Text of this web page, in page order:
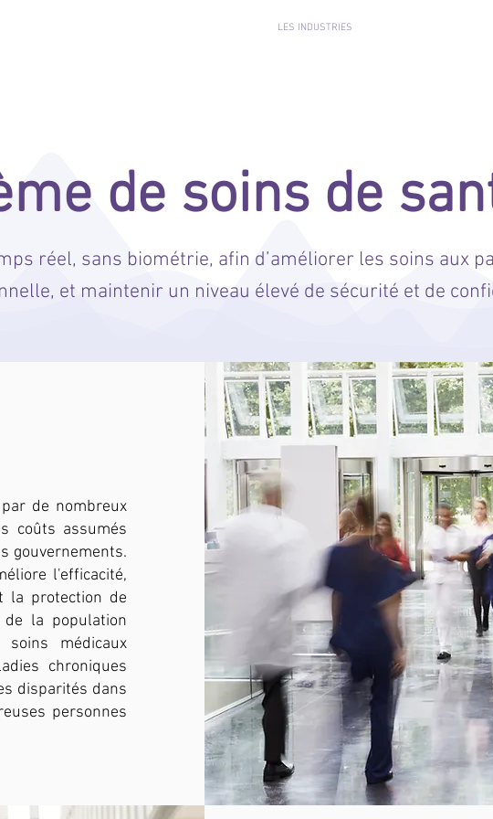
LES INDUSTRIES
de soins de
réel, sans biométrie, afin d’améliorer les soins aux
et maintenir un niveau élevé de sécurité et de
de nombreux
coûts assumés
gouvernements.
l'efficacité,
la protection de
la population
médicaux
chroniques
disparités dans
personnes